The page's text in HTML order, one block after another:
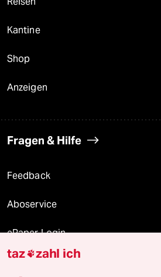
Kantine
Shop
Anzeigen
Fragen & Hilfe
Feedback
Aboservice
ePaper Login
Downloads für Abonnierende
taz zahl ich